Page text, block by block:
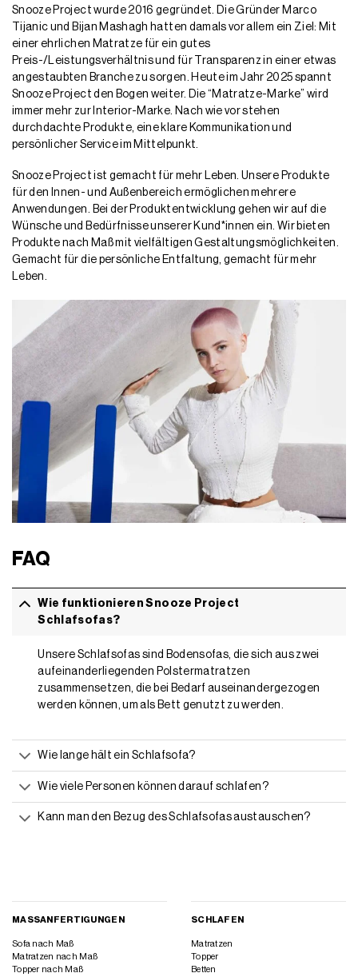
Snooze Project wurde 2016 gegründet. Die Gründer Marco
Tijanic und Bijan Mashagh hatten damals vor allem ein Ziel: Mit
einer ehrlichen Matratze für ein gutes
Preis-/Leistungsverhältnis und für Transparenz in einer etwas
angestaubten Branche zu sorgen. Heute im Jahr 2025 spannt
Snooze Project den Bogen weiter. Die “Matratze-Marke” wird
immer mehr zur Interior-Marke. Nach wie vor stehen
durchdachte Produkte, eine klare Kommunikation und
persönlicher Service im Mittelpunkt.
Snooze Project ist gemacht für mehr Leben. Unsere Produkte
für den Innen- und Außenbereich ermöglichen mehrere
Anwendungen. Bei der Produktentwicklung gehen wir auf die
Wünsche und Bedürfnisse unserer Kund*innen ein. Wir bieten
Produkte nach Maß mit vielfältigen Gestaltungsmöglichkeiten.
Gemacht für die persönliche Entfaltung, gemacht für mehr
Leben.
FAQ
Wie funktionieren Snooze Project
Schlafsofas?
Unsere Schlafsofas sind Bodensofas, die sich aus zwei
aufeinanderliegenden Polstermatratzen
zusammensetzen, die bei Bedarf auseinandergezogen
werden können, um als Bett genutzt zu werden.
Wie lange hält ein Schlafsofa?
Wie viele Personen können darauf schlafen?
Kann man den Bezug des Schlafsofas austauschen?
MASSANFERTIGUNGEN
Sofa nach Maß
Matratzen nach Maß
Topper nach Maß
SCHLAFEN
Matratzen
Topper
Betten